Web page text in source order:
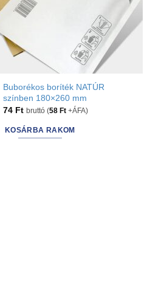
Buborékos boríték NATÚR
színben 180×260 mm
74 Ft bruttó (58 Ft +ÁFA)
KOSÁRBA RAKOM